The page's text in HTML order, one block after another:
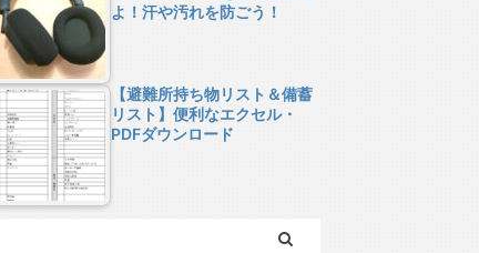
よ！汗や汚れを防ごう！
【避難所持ち物リスト＆備蓄
リスト】便利なエクセル・
PDFダウンロード